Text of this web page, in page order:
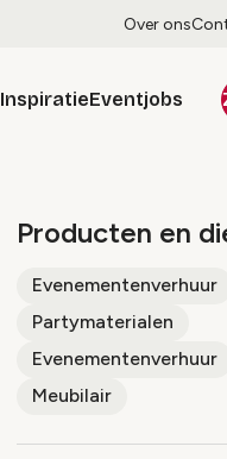
Over ons
InspiratieEventjobs
Producten en
Evenementenverhuur
Partymaterialen
Evenementenverhuur
Meubilair